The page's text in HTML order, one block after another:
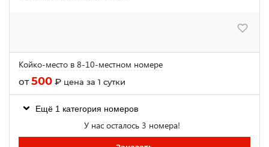
Койко-место в 8-10-местном номере
от500 ₽ цена за 1 сутки
Ещё 1 категория номеров
У нас осталось 3 номера!